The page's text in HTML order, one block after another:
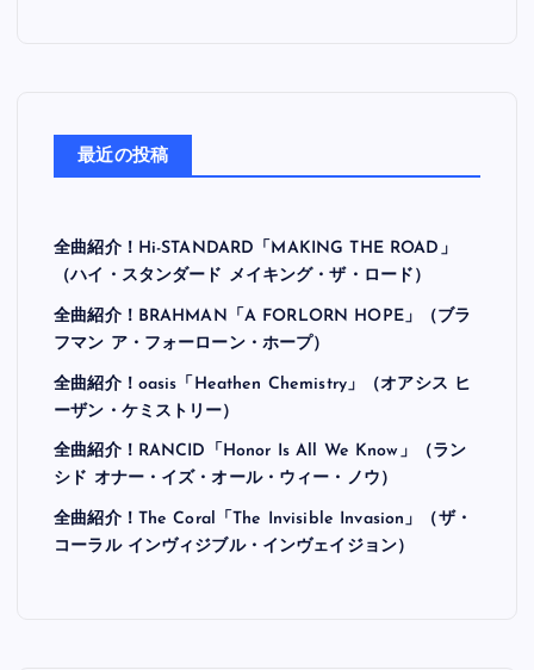
最近の投稿
全曲紹介！Hi-STANDARD「MAKING THE ROAD」
（ハイ・スタンダード メイキング・ザ・ロード）
全曲紹介！BRAHMAN「A FORLORN HOPE」（ブラ
フマン ア・フォーローン・ホープ）
全曲紹介！oasis「Heathen Chemistry」（オアシス ヒ
ーザン・ケミストリー）
全曲紹介！RANCID「Honor Is All We Know」（ラン
シド オナー・イズ・オール・ウィー・ノウ）
全曲紹介！The Coral「The Invisible Invasion」（ザ・
コーラル インヴィジブル・インヴェイジョン）